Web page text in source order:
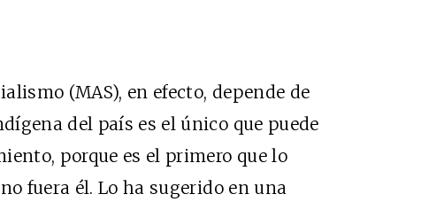
(MAS), en efecto, depende de
del país es el único que puede
porque es el primero que lo
fuera él. Lo ha sugerido en una